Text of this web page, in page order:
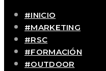
#INICIO
#MARKETING
#RSC
#FORMACIÓN
#OUTDOOR